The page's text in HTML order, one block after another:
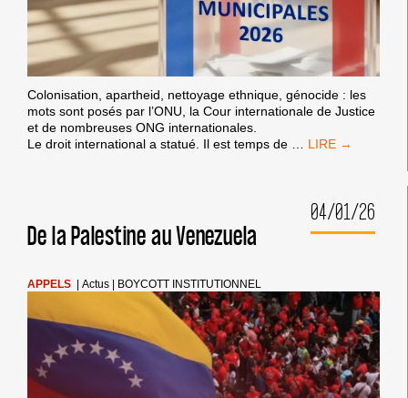
Colonisation, apartheid, nettoyage ethnique, génocide : les
mots sont posés par l’ONU, la Cour internationale de Justice
et de nombreuses ONG internationales.
Le droit international a statué. Il est temps de
MUNICIPALES
POUR
INTERNATIONAL
EN
PALESTINE
04/01/26
De la Palestine au Venezuela
APPELS |Actus BOYCOTT INSTITUTIONNEL